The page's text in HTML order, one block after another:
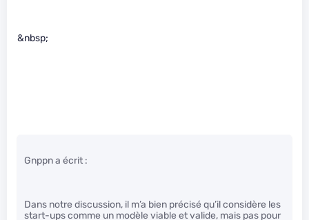
&nbsp;
Gnppn a écrit :
Dans notre discussion, il m’a bien précisé qu’il considère les
start-ups comme un modèle viable et valide, mais pas pour